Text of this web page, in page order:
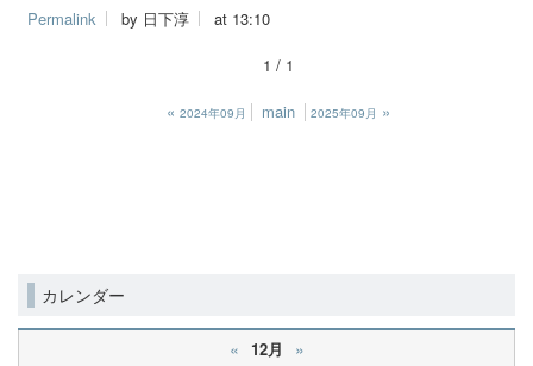
Permalink by 日下淳 at 13:10
1 / 1
« 2024年09月 main 2025年09月 »
カレンダー
« 12月 »